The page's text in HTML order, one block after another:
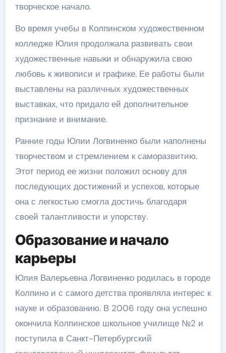
творческое начало.
Во время учебы в Колпинском художественном
колледже Юлия продолжала развивать свои
художественные навыки и обнаружила свою
любовь к живописи и графике. Ее работы были
выставлены на различных художественных
выставках, что придало ей дополнительное
признание и внимание.
Ранние годы Юлии Логвиненко были наполнены
творчеством и стремлением к саморазвитию.
Этот период ее жизни положил основу для
последующих достижений и успехов, которые
она с легкостью смогла достичь благодаря
своей талантливости и упорству.
Образование и начало
карьеры
Юлия Валерьевна Логвиненко родилась в городе
Колпино и с самого детства проявляла интерес к
науке и образованию. В 2006 году она успешно
окончила Колпинское школьное училище №2 и
поступила в Санкт-Петербургский